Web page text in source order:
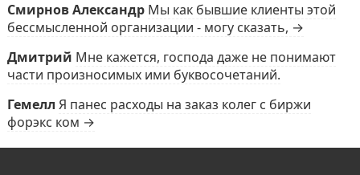
Смирнов Александр Мы как бывшие клиенты этой
бессмысленной организации - могу сказать, →
Дмитрий Мне кажется, господа даже не понимают
части произносимых ими буквосочетаний.
Гемелл Я панес расходы на заказ колег с биржи
форэкс ком →